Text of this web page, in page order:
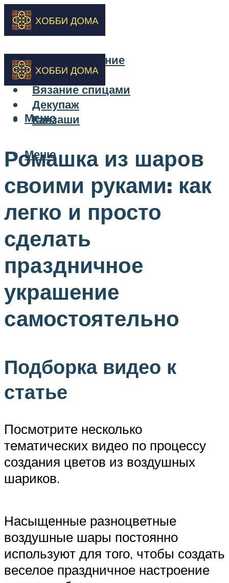
Бисероплетение
Вышивка
Вязание спицами
Декупаж
Канзаши
Меню
Меню
Ромашка из шаров
своими руками: как
легко и просто
сделать
праздничное
украшение
самостоятельно
Подборка видео к
статье
Посмотрите несколько
тематических видео по процессу
создания цветов из воздушных
шариков.
Насыщенные разноцветные
воздушные шары постоянно
используют для того, чтобы создать
веселое праздничное настроение